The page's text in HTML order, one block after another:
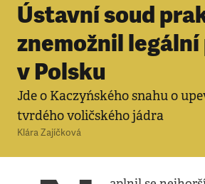
Ústavní soud
znemožnil
v Polsku
Jde o Kaczyńského snahu o
tvrdého voličského jádra
Klára Zajíčková